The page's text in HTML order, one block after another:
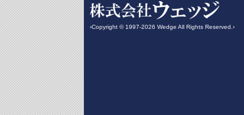
‹Copyright © 1997-2026 Wedge All Rights Reserved.›